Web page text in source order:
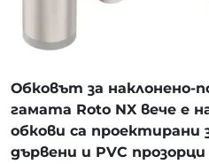
Обковът за
гамата Roto NX вече е
обкови са проектирани
дървени и PVC